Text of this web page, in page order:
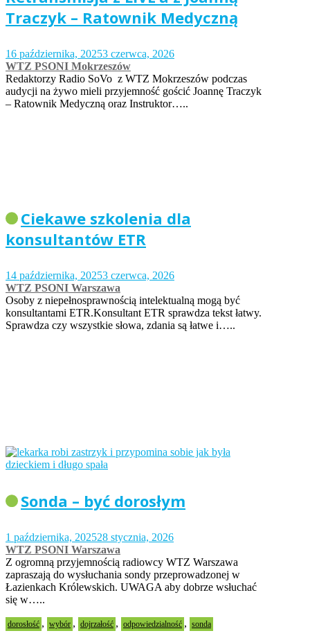
Traczyk – Ratownik Medyczną
16 października, 20253 czerwca, 2026
WTZ PSONI Mokrzeszów
Redaktorzy Radio SoVo z WTZ Mokrzeszów podczas
audycji na żywo mieli przyjemność gościć Joannę Traczyk
– Ratownik Medyczną oraz Instruktor…..
Ciekawe szkolenia dla
konsultantów ETR
14 października, 20253 czerwca, 2026
WTZ PSONI Warszawa
Osoby z niepełnosprawnością intelektualną mogą być
konsultantami ETR.Konsultant ETR sprawdza tekst łatwy.
Sprawdza czy wszystkie słowa, zdania są łatwe i…..
Sonda – być dorosłym
1 października, 202528 stycznia, 2026
WTZ PSONI Warszawa
Z ogromną przyjemnością radiowcy WTZ Warszawa
zapraszają do wysłuchania sondy przeprowadzonej w
Łazienkach Królewskich. UWAGA aby dobrze wsłuchać
się w…..
dorosłość , wybór , dojrzałość , odpowiedzialność , sonda